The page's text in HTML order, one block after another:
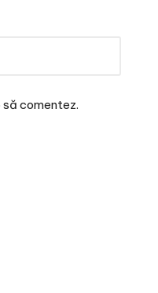
comentez.